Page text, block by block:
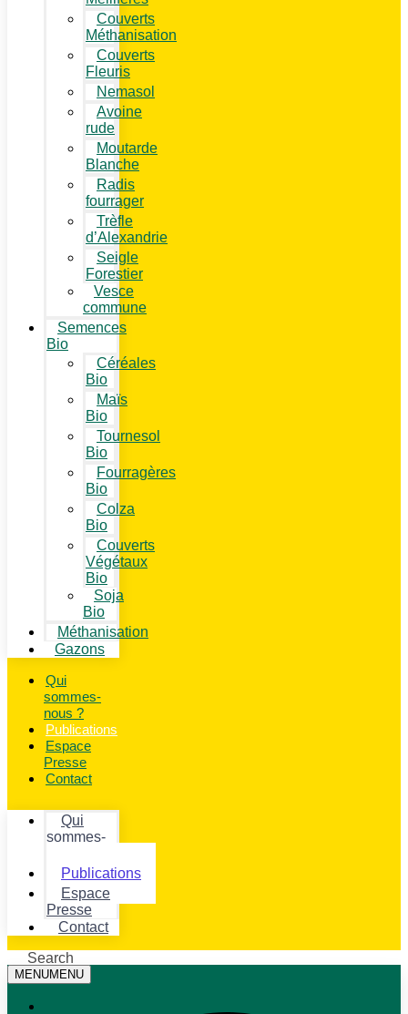
Couverts
Méthanisation
Couverts
Fleuris
Nemasol
Avoine
rude
Moutarde
Blanche
Radis
fourrager
Trèfle
d’Alexandrie
Seigle
Forestier
Vesce
commune
Semences
Bio
Céréales
Bio
Maïs
Bio
Tournesol
Bio
Fourragères
Bio
Colza
Bio
Couverts
Végétaux
Bio
Soja
Bio
Méthanisation
Gazons
Qui
sommes-
nous ?
Publications
Espace
Presse
Contact
Qui
sommes-
Publications
Espace
Presse
Contact
Search
MENUMENU